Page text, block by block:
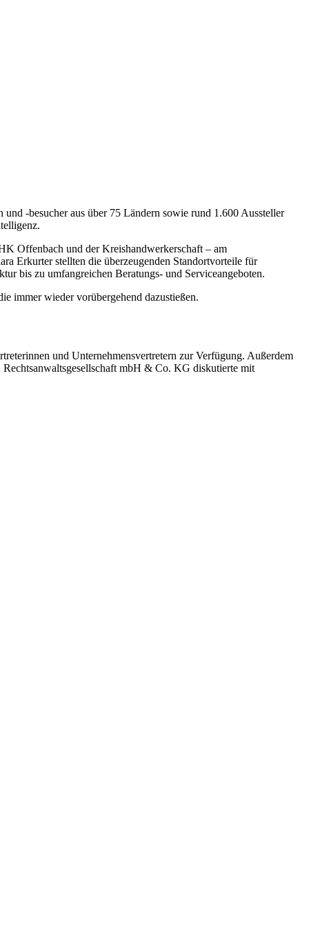
-besucher aus über 75 Ländern sowie rund 1.600 Aussteller
Offenbach und der Kreishandwerkerschaft – am
Erkurter stellten die überzeugenden Standortvorteile für
bis zu umfangreichen Beratungs- und Serviceangeboten.
immer wieder vorübergehend dazustießen.
und Unternehmensvertretern zur Verfügung. Außerdem
mbH & Co. KG diskutierte mit